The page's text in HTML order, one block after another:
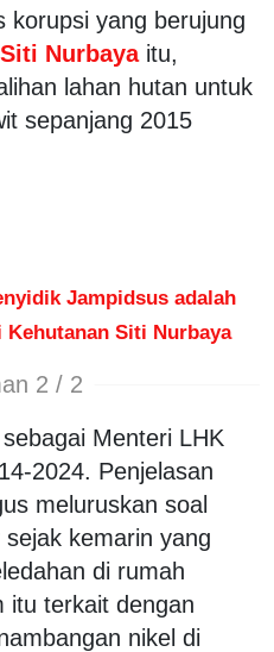
korupsi yang berujung
Siti Nurbaya itu,
lahan hutan untuk
sepanjang 2015
Jampidsus adalah
Kehutanan Siti Nurbaya
2 / 2
Menteri LHK
2024. Penjelasan
meluruskan soal
kemarin yang
di rumah
itu terkait dengan
nikel di